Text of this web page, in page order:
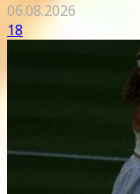
06.08.2026
18